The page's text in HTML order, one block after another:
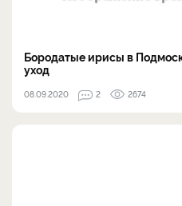
Бородатые ирисы в
уход
08.09.2020 2 2674